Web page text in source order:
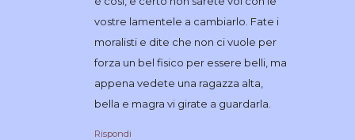
vostre lamentele a cambiarlo. Fate i
moralisti e dite che non ci vuole per
forza un bel fisico per essere belli, ma
appena vedete una ragazza alta,
bella e magra vi girate a guardarla.
Rispondi